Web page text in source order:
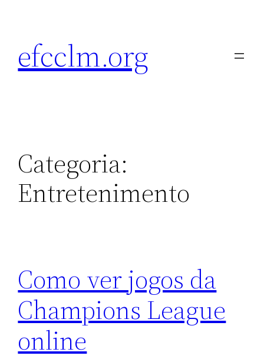
conteúdo
efcclm.org
Categoria:
Entretenimento
Como ver jogos da
Champions League
online